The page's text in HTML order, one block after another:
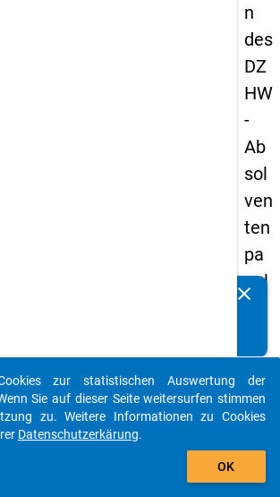
n
des
DZ
HW
-
Ab
sol
ven
ten
pa
nel
13
-
zw
clear
auto_stories
add_shopping_cart
zur statistischen Auswertung der
Sie auf dieser Seite weitersurfen stimmen
zu. Weitere Informationen zu Cookies
Datenschutzerkärung.
OK